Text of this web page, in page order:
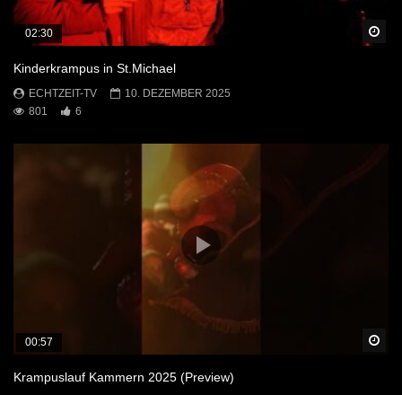
02:30
Kinderkrampus in St.Michael
ECHTZEIT-TV
10. DEZEMBER 2025
801
6
00:57
Krampuslauf Kammern 2025 (Preview)